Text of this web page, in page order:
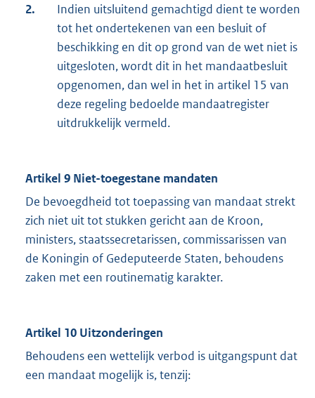
2.
Indien uitsluitend gemachtigd dient te worden
tot het ondertekenen van een besluit of
beschikking en dit op grond van de wet niet is
uitgesloten, wordt dit in het mandaatbesluit
opgenomen, dan wel in het in artikel 15 van
deze regeling bedoelde mandaatregister
uitdrukkelijk vermeld.
Artikel 9 Niet-toegestane mandaten
De bevoegdheid tot toepassing van mandaat strekt
zich niet uit tot stukken gericht aan de Kroon,
ministers, staatssecretarissen, commissarissen van
de Koningin of Gedeputeerde Staten, behoudens
zaken met een routinematig karakter.
Artikel 10 Uitzonderingen
Behoudens een wettelijk verbod is uitgangspunt dat
een mandaat mogelijk is, tenzij: